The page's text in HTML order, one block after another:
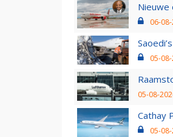
Nieuwe
06-
05-
05-08-
Cathay
05-